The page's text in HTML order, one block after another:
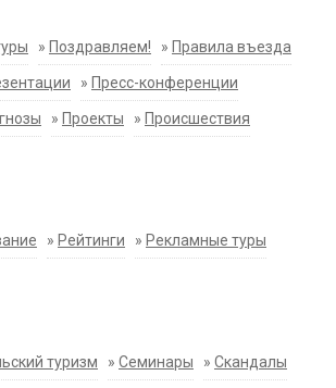
» Поздравляем! » Правила въезда
» Пресс-конференции
» Проекты » Происшествия
» Рейтинги » Рекламные туры
туризм » Семинары » Скандалы